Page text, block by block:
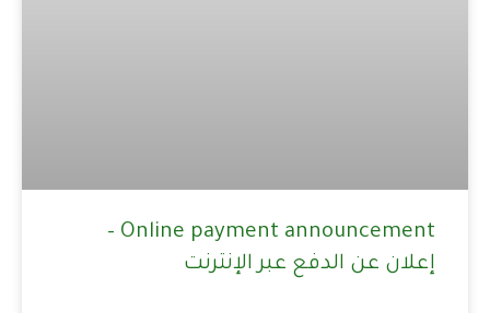
Online payment announcement –
إعلان عن الدفع عبر الإنترنت